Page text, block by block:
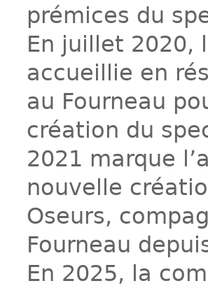
prémices du
En juillet 2020,
accueillie en
au Fourneau
création du
2021 marque
nouvelle
Oseurs,
Fourneau
En 2025, la